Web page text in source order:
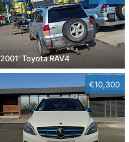
2001' Toyota RAV4
€10,300